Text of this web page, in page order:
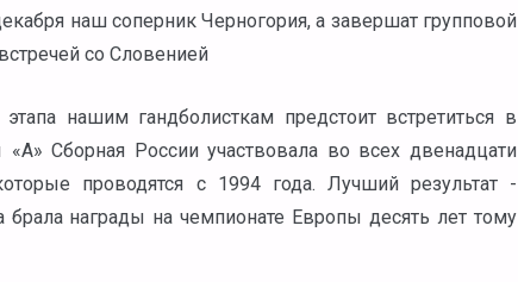
наш соперник Черногория, а завершат групповой
со Словенией
нашим гандболисткам предстоит встретиться в
Сборная России участвовала во всех двенадцати
проводятся с 1994 года. Лучший результат -
награды на чемпионате Европы десять лет тому